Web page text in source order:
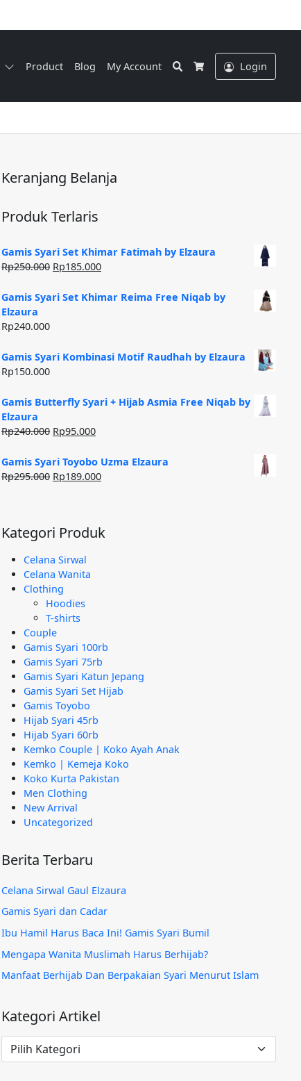
Product Blog My Account
Search
Cart
Login
Keranjang Belanja
Produk Terlaris
Gamis Syari Set Khimar Fatimah by Elzaura
Rp250.000 Harga
adalah:
Rp185.000Harga
ini
Gamis Syari Set Khimar Reima Free Niqab by
Elzaura
Rp240.000
Gamis Syari Kombinasi Motif Raudhah by Elzaura
Rp150.000
Gamis Butterfly Syari + Hijab Asmia Free Niqab by
Elzaura
Rp240.000 Harga
adalah:
Rp240.000.
Rp95.000Harga
ini
adalah:
Gamis Syari Toyobo Uzma Elzaura
Rp295.000 Harga
Rp189.000Harga
Rp189.000.
Kategori Produk
Celana Sirwal
Celana Wanita
Clothing
Hoodies
T-shirts
Couple
Gamis Syari 100rb
Gamis Syari 75rb
Gamis Syari Katun Jepang
Gamis Syari Set Hijab
Gamis Toyobo
Hijab Syari 45rb
Hijab Syari 60rb
Kemko Couple | Koko Ayah Anak
Kemko | Kemeja Koko
Koko Kurta Pakistan
Men Clothing
New Arrival
Uncategorized
Berita Terbaru
Celana Sirwal Gaul Elzaura
Gamis Syari dan Cadar
Ibu Hamil Harus Baca Ini! Gamis Syari Bumil
Mengapa Wanita Muslimah Harus Berhijab?
Manfaat Berhijab Dan Berpakaian Syari Menurut Islam
Kategori Artikel
Kategori
Artikel